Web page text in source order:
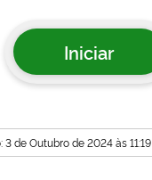
Iniciar
de Outubro de 2024 às 11:19